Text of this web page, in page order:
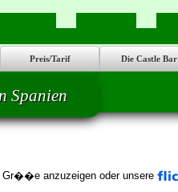
Preis/Tarif Die Castle Bar
Spanien
anzuzeigen oder unsere